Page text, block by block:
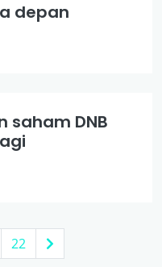
depan
saham DNB
22